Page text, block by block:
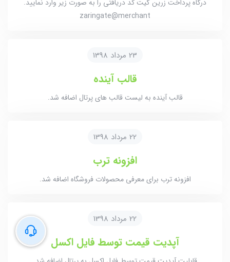
درگاه پرداخت زرین گیت کد دریافتی را به صورت زیر وارد نمایید.
zaringate@merchant
23 مرداد 1398
قالب آینده
قالب آینده به لیست قالب های پرتال اضافه شد.
22 مرداد 1398
افزونه ترب
افزونه ترب برای معرفی محصولات فروشگاه اضافه شد.
22 مرداد 1398
آپدیت قیمت توسط فایل اکسل